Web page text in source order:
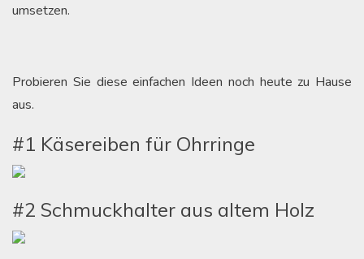
umsetzen.
Probieren Sie diese einfachen Ideen noch heute zu Hause
aus.
#1 Käsereiben für Ohrringe
#2 Schmuckhalter aus altem Holz